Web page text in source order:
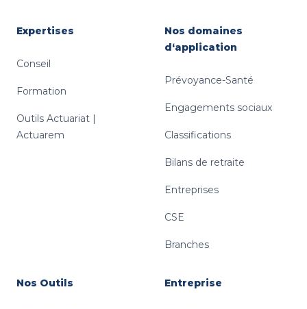
Expertises
Conseil
Formation
Outils Actuariat |
Actuarem
Nos domaines
d‘application
Prévoyance-Santé
Engagements sociaux
Classifications
Bilans de retraite
Entreprises
CSE
Branches
Nos Outils Entreprise